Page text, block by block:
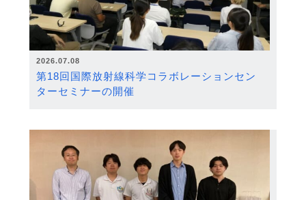
2026.07.08
第18回国際放射線科学コラボレーションセン
ターセミナーの開催